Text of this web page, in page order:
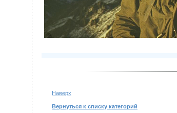
Наверх
Вернуться к списку категорий